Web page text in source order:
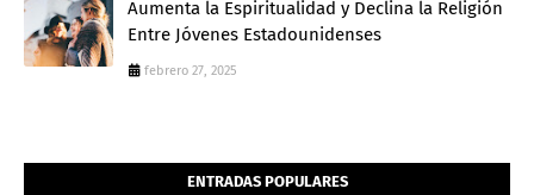
Aumenta la Espiritualidad y Declina la Religión
Entre Jóvenes Estadounidenses
febrero 27, 2025
ENTRADAS POPULARES